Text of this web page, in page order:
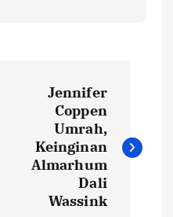
Jennifer
Coppen
Umrah,
Keinginan
Almarhum
Dali
Wassink